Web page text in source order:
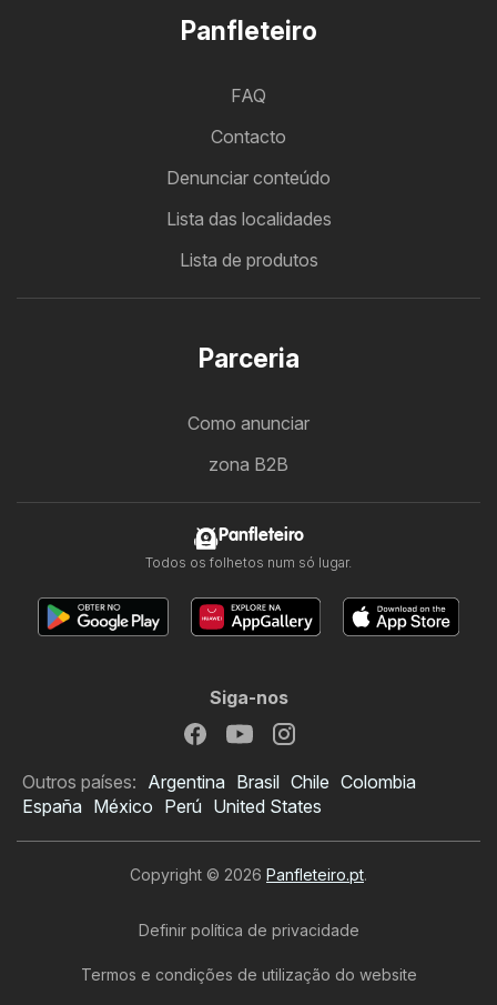
Panfleteiro
FAQ
Contacto
Denunciar conteúdo
Lista das localidades
Lista de produtos
Parceria
Como anunciar
zona B2B
Panfleteiro
Todos os folhetos num só lugar.
Siga-nos
Outros países: Argentina Brasil Chile Colombia
España México Perú United States
Copyright © 2026 Panfleteiro.pt.
Definir política de privacidade
Termos e condições de utilização do website